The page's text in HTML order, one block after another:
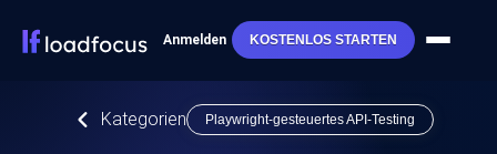
Anmelden KOSTENLOS STARTEN
Kategorien Playwright-gesteuertes API-Testing